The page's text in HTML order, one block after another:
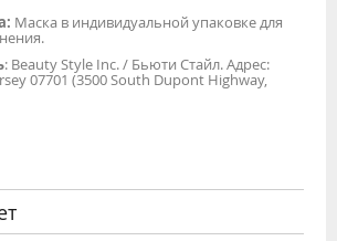
Маска в индивидуальной упаковке для
: Beauty Style Inc. / Бьюти Стайл. Адрес:
07701 (3500 South Dupont Highway,